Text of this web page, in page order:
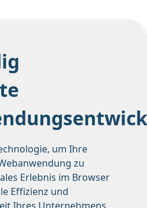
um Ihre
zu
Erlebnis im Browser
Effizienz und